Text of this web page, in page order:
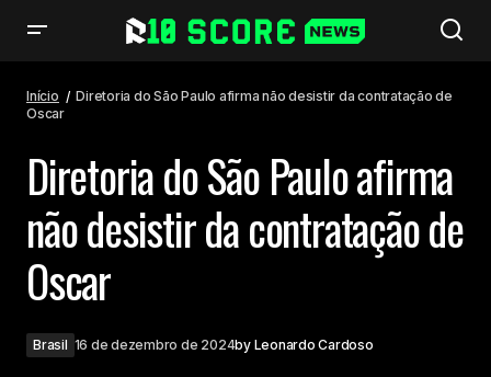
Início
Diretoria do São Paulo afirma não desistir da contratação de
Oscar
Diretoria do São Paulo afirma
não desistir da contratação de
Oscar
Brasil 16 de dezembro de 2024by Leonardo Cardoso